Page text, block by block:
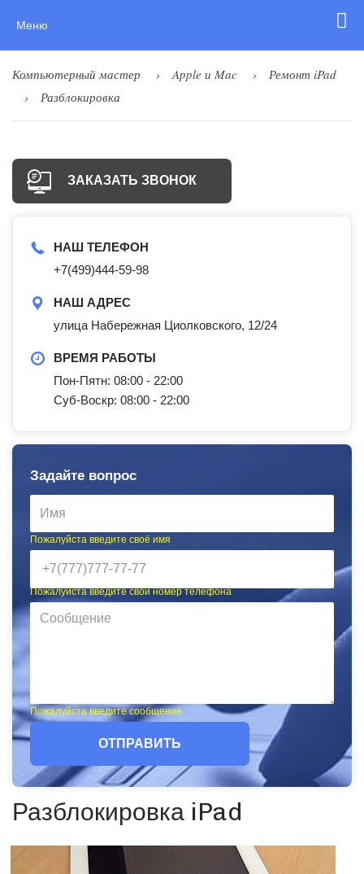
Меню
Компьютерный мастер Apple и Mac
Ремонт iPad
Разблокировка
ЗАКАЗАТЬ ЗВОНОК
НАШ ТЕЛЕФОН
+7(499)444-59-98
НАШ АДРЕС
улица Набережная Циолковского, 12/24
ВРЕМЯ РАБОТЫ
Пон-Пятн: 08:00 - 22:00
Суб-Воскр: 08:00 - 22:00
Задайте вопрос
Пожалуйста введите своё имя
Пожалуйста введите свой номер телефона
Пожалуйста введите сообщение
ОТПРАВИТЬ
Разблокировка iPad